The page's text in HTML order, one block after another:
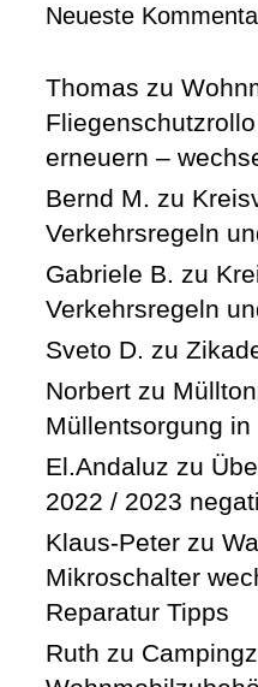
Neueste
Thomas zu
erneuern –
Bernd M. zu
Verkehrsregeln
Gabriele B. zu
Verkehrsregeln
Sveto D. zu
Norbert zu
Müllentsorgung in
El.Andaluz zu
2022 / 2023
Klaus-Peter zu
Mikroschalter
Reparatur Tipps
Ruth zu